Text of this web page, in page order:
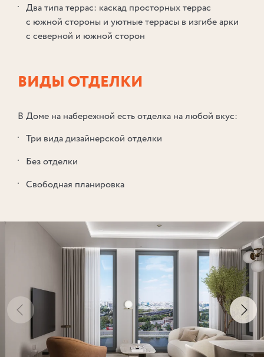
Два типа террас: каскад просторных террас
с южной стороны и уютные террасы в изгибе арки
с северной и южной сторон
ВИДЫ ОТДЕЛКИ
В Доме на набережной есть отделка на любой вкус:
Три вида дизайнерской отделки
Без отделки
Свободная планировка